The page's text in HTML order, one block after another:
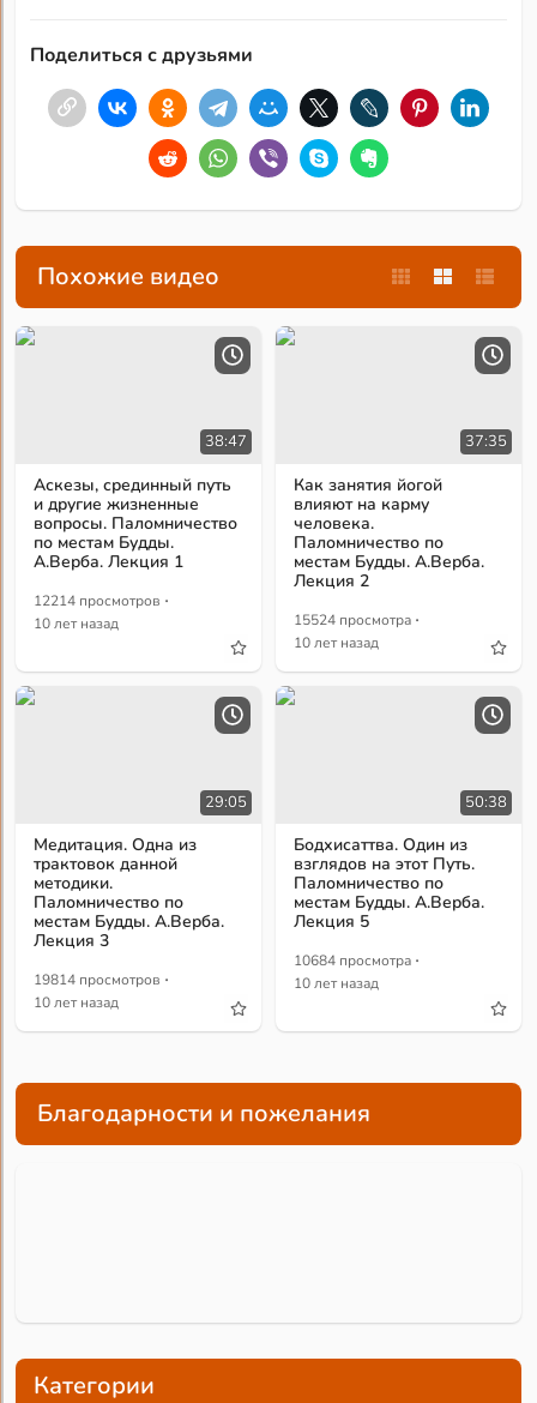
Поделиться с друзьями
Похожие видео
38:47
Аскезы, срединный путь
и другие жизненные
вопросы. Паломничество
по местам Будды.
А.Верба. Лекция 1
12214 просмотров ·
10 лет назад
37:35
Как занятия йогой
влияют на карму
человека.
Паломничество по
местам Будды. А.Верба.
Лекция 2
15524 просмотра ·
10 лет назад
29:05
Медитация. Одна из
трактовок данной
методики.
Паломничество по
местам Будды. А.Верба.
Лекция 3
19814 просмотров ·
10 лет назад
50:38
Бодхисаттва. Один из
взглядов на этот Путь.
Паломничество по
местам Будды. А.Верба.
Лекция 5
10684 просмотра ·
10 лет назад
Благодарности и пожелания
Категории